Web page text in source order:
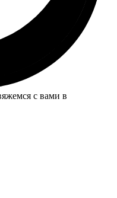
с вами в